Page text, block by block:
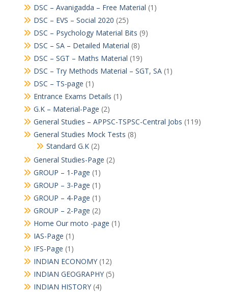
DSC – Avanigadda – Free Material (1)
DSC – EVS – Social 2020 (25)
DSC – Psychology Material Bits (9)
DSC – SA – Detailed Material (8)
DSC – SGT – Maths Material (19)
DSC – Try Methods Material – SGT, SA(1)
DSC – TS-page (1)
Entrance Exams Details (1)
G.K – Material-Page (2)
General Studies – APPSC-TSPSC-Central Jobs (119)
General Studies Mock Tests (8)
Standard G.K(2)
General Studies-Page (2)
GROUP – 1-Page (1)
GROUP – 3-Page (1)
GROUP – 4-Page (1)
GROUP – 2-Page (2)
Home Our moto -page (1)
IAS-Page (1)
IFS-Page (1)
INDIAN ECONOMY(12)
INDIAN GEOGRAPHY(5)
INDIAN HISTORY(4)